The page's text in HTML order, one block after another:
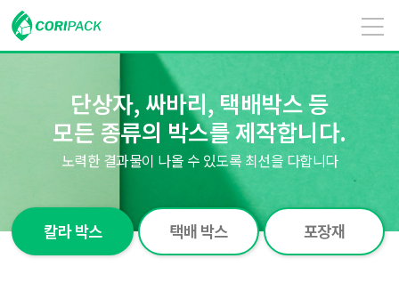
단상자, 싸바리, 택배박스 등
모든 종류의 박스를 제작합니다.
노력한 결과물이 나올 수 있도록 최선을 다합니다
칼라 박스 택배 박스 포장재